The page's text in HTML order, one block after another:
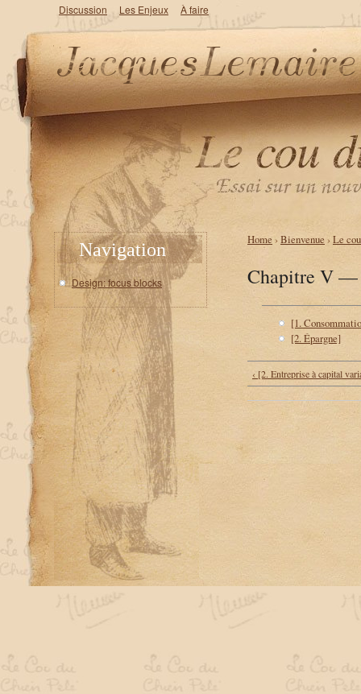
Discussion Les Enjeux À faire
Navigation
Design: focus blocks
Home › Bienvenue › Le
Chapitre V —
[1.
[2. Épargne]
‹ [2. Entreprise à capital